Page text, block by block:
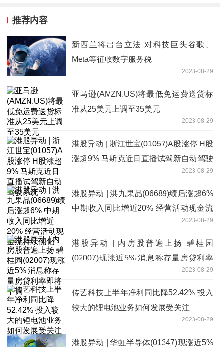
推荐内容
新西兰将出台立法 对科技巨头谷歌、
Meta等征收数字服务税
2023-08-29
亚马逊(AMZN.US)将最低免运费送货标
准从25美元上调至35美元
2023-08-29
港股异动 | 浙江世宝(01057)A股涨停 H股
涨超9% 马斯克近日直播试驾新自动驾驶
2023-08-29
港股异动 | 洪九果品(06689)绩后涨超6%
中期收入同比增近20% 经营活动现金流
2023-08-29
港股异动 | 内房股普遍上扬 碧桂园
(02007)现涨近5% 消息称存量房贷利率
2023-08-29
传艺科技上半年净利同比降52.42% 投入
较大的锂电池业务如何发展受关注
2023-08-29
港股异动 | 华虹半导体(01347)现涨近5%